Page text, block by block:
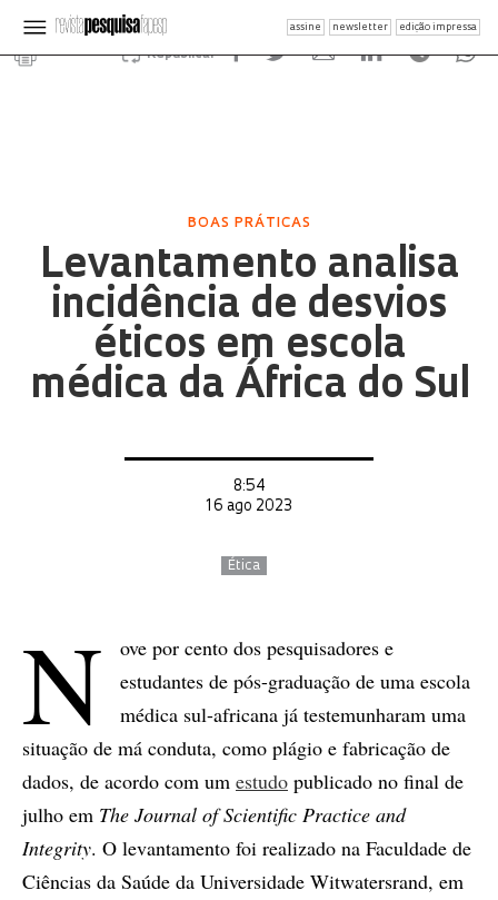
assine newsletter edição impressa
Republicar
BOAS PRÁTICAS
Levantamento analisa
incidência de desvios
éticos em escola
médica da África do Sul
8:54
16 ago 2023
Ética
N
ove por cento dos pesquisadores e
estudantes de pós-graduação de uma escola
médica sul-africana já testemunharam uma
situação de má conduta, como plágio e fabricação de
dados, de acordo com um estudo publicado no final de
julho em The Journal of Scientific Practice and
Integrity. O levantamento foi realizado na Faculdade de
Ciências da Saúde da Universidade Witwatersrand, em